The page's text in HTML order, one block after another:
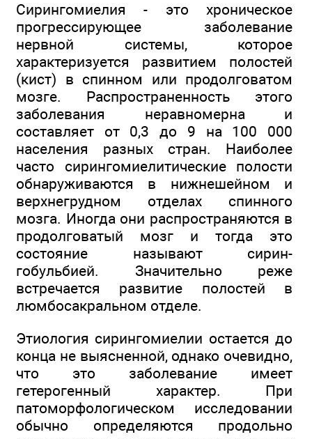
Сирингомиелия - это хроническое
прогрессирующее заболевание
нервной системы, которое
характеризуется развитием полостей
(кист) в спинном или продолговатом
мозге. Распространенность этого
заболевания неравномерна и
составляет от 0,3 до 9 на 100 000
населения разных стран. Наиболее
часто сирингомиелитические полости
обнаруживаются в нижнешейном и
верхнегрудном отделах спинного
мозга. Иногда они распространяются в
продолговатый мозг и тогда это
состояние называют сирин-
гобульбией. Значительно реже
встречается развитие полостей в
люмбосакральном отделе.
Этиология сирингомиелии остается до
конца не выясненной, однако очевидно,
что это заболевание имеет
гетерогенный характер. При
патоморфологическом исследовании
обычно определяются продольно